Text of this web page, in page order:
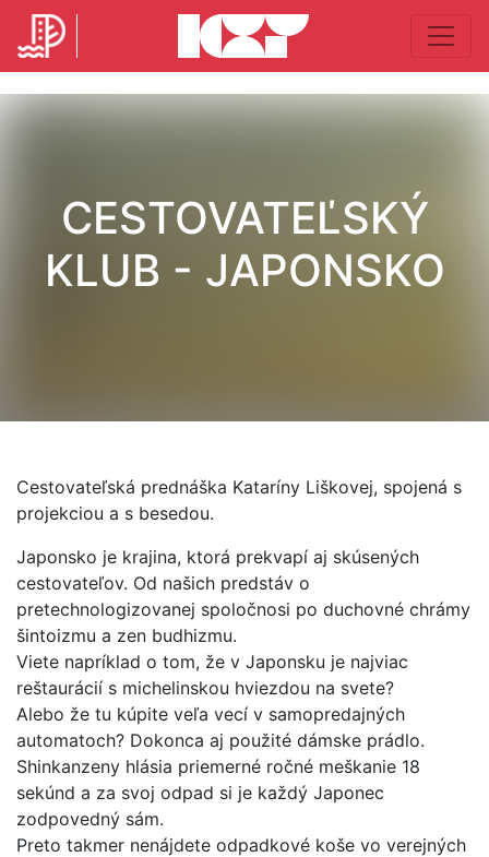
CESTOVATEĽSKÝ
KLUB - JAPONSKO
Cestovateľská prednáška Kataríny Liškovej, spojená s
projekciou a s besedou.
Japonsko je krajina, ktorá prekvapí aj skúsených
cestovateľov. Od našich predstáv o
pretechnologizovanej spoločnosi po duchovné chrámy
šintoizmu a zen budhizmu.
Viete napríklad o tom, že v Japonsku je najviac
reštaurácií s michelinskou hviezdou na svete?
Alebo že tu kúpite veľa vecí v samopredajných
automatoch? Dokonca aj použité dámske prádlo.
Shinkanzeny hlásia priemerné ročné meškanie 18
sekúnd a za svoj odpad si je každý Japonec
zodpovedný sám.
Preto takmer nenájdete odpadkové koše vo verejných